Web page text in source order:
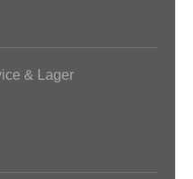
& Lager